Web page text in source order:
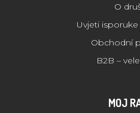
O
Uvjeti
Obchodní
B2B –
MOJ